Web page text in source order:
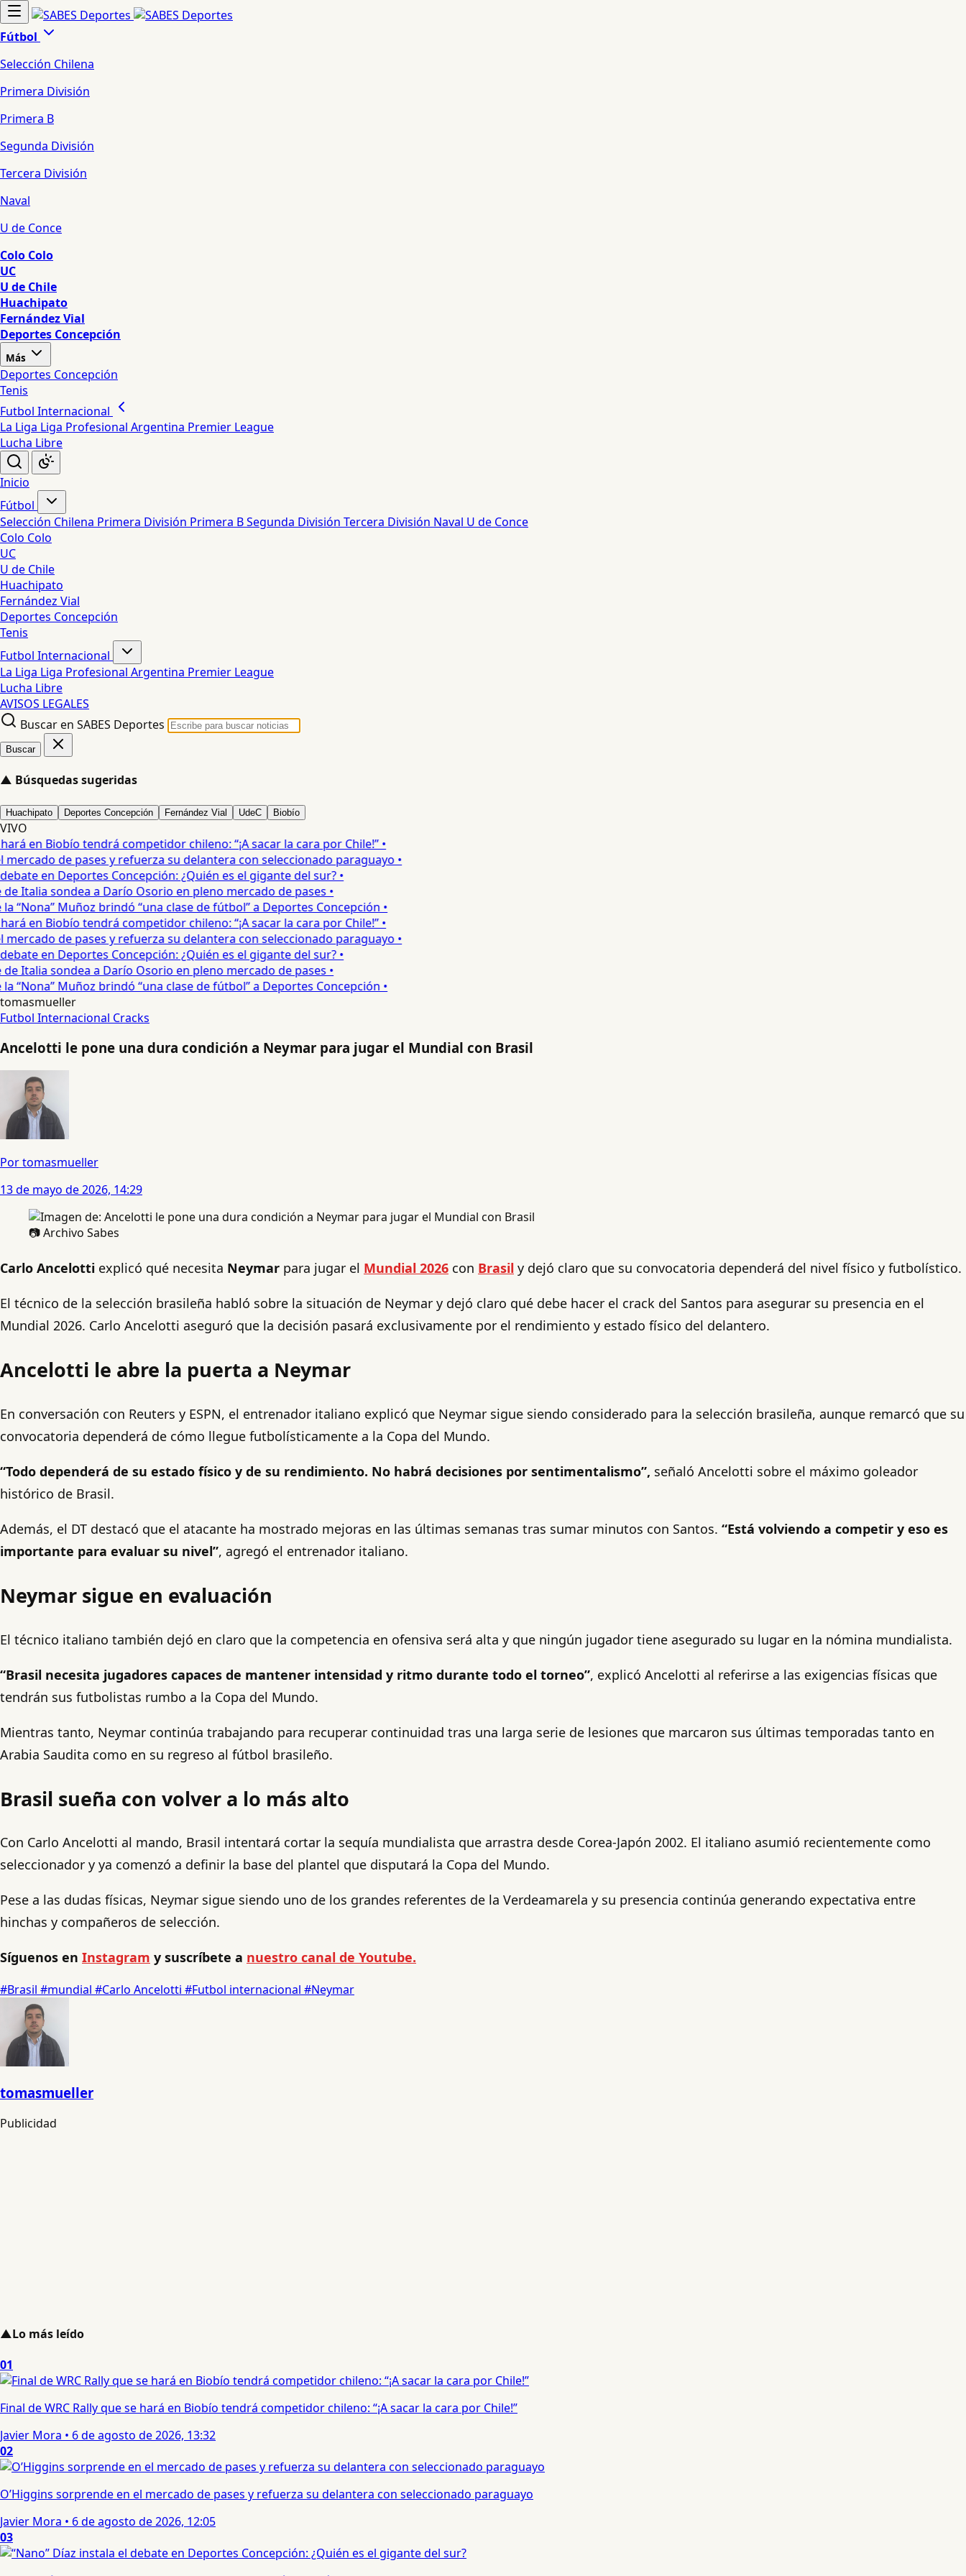
Fútbol
Selección Chilena
Primera División
Primera B
Segunda División
Tercera División
Naval
U de Conce
Colo Colo
UC
U de Chile
Huachipato
Fernández Vial
Deportes Concepción
Más
Deportes Concepción
Tenis
Futbol Internacional
La Liga Liga Profesional Argentina Premier League
Lucha Libre
Inicio
Fútbol
Selección Chilena Primera División Primera BSegunda División Tercera División Naval U de Conce
Colo Colo
UC
U de Chile
Huachipato
Fernández Vial
Deportes Concepción
Tenis
Futbol Internacional
La Liga Liga Profesional Argentina Premier League
Lucha Libre
AVISOS LEGALES
Buscar en SABES Deportes
Buscar
▲ Búsquedas sugeridas
Huachipato Deportes Concepción Fernández Vial UdeC Biobío
VIVO
en Biobío tendrá competidor chileno: “¡A sacar la cara por Chile!” •
de pases y refuerza su delantera con seleccionado paraguayo •
en Deportes Concepción: ¿Quién es el gigante del sur? •
Italia sondea a Darío Osorio en pleno mercado de pases •
Muñoz brindó “una clase de fútbol” a Deportes Concepción •
en Biobío tendrá competidor chileno: “¡A sacar la cara por Chile!” •
de pases y refuerza su delantera con seleccionado paraguayo •
en Deportes Concepción: ¿Quién es el gigante del sur? •
Italia sondea a Darío Osorio en pleno mercado de pases •
Muñoz brindó “una clase de fútbol” a Deportes Concepción •
tomasmueller
Futbol Internacional Cracks
Ancelotti le pone una dura condición a Neymar para jugar el Mundial con Brasil
Por tomasmueller
13 de mayo de 2026, 14:29
📷 Archivo Sabes
Carlo Ancelotti explicó qué necesita Neymar para jugar el Mundial 2026 con Brasil y dejó claro que su convocatoria dependerá del nivel físico y futbolístico.
El técnico de la selección brasileña habló sobre la situación de Neymar y dejó claro qué debe hacer el crack del Santos para asegurar su presencia en el
Mundial 2026. Carlo Ancelotti aseguró que la decisión pasará exclusivamente por el rendimiento y estado físico del delantero.
Ancelotti le abre la puerta a Neymar
En conversación con Reuters y ESPN, el entrenador italiano explicó que Neymar sigue siendo considerado para la selección brasileña, aunque remarcó que su
convocatoria dependerá de cómo llegue futbolísticamente a la Copa del Mundo.
“Todo dependerá de su estado físico y de su rendimiento. No habrá decisiones por sentimentalismo”, señaló Ancelotti sobre el máximo goleador
histórico de Brasil.
Además, el DT destacó que el atacante ha mostrado mejoras en las últimas semanas tras sumar minutos con Santos. “Está volviendo a competir y eso es
importante para evaluar su nivel”, agregó el entrenador italiano.
Neymar sigue en evaluación
El técnico italiano también dejó en claro que la competencia en ofensiva será alta y que ningún jugador tiene asegurado su lugar en la nómina mundialista.
“Brasil necesita jugadores capaces de mantener intensidad y ritmo durante todo el torneo”, explicó Ancelotti al referirse a las exigencias físicas que
tendrán sus futbolistas rumbo a la Copa del Mundo.
Mientras tanto, Neymar continúa trabajando para recuperar continuidad tras una larga serie de lesiones que marcaron sus últimas temporadas tanto en
Arabia Saudita como en su regreso al fútbol brasileño.
Brasil sueña con volver a lo más alto
Con Carlo Ancelotti al mando, Brasil intentará cortar la sequía mundialista que arrastra desde Corea-Japón 2002. El italiano asumió recientemente como
seleccionador y ya comenzó a definir la base del plantel que disputará la Copa del Mundo.
Pese a las dudas físicas, Neymar sigue siendo uno de los grandes referentes de la Verdeamarela y su presencia continúa generando expectativa entre
hinchas y compañeros de selección.
Síguenos en Instagram y suscríbete a nuestro canal de Youtube.
#Brasil #mundial #Carlo Ancelotti #Futbol internacional #Neymar
tomasmueller
Publicidad
▲Lo más leído
01
Final de WRC Rally que se hará en Biobío tendrá competidor chileno: “¡A sacar la cara por Chile!”
Javier Mora • 6 de agosto de 2026, 13:32
02
O’Higgins sorprende en el mercado de pases y refuerza su delantera con seleccionado paraguayo
Javier Mora • 6 de agosto de 2026, 12:05
03